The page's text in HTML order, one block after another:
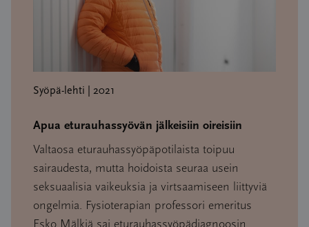
Syöpä-lehti | 2021
Apua eturauhassyövän jälkeisiin oireisiin
Valtaosa eturauhassyöpäpotilaista toipuu
sairaudesta, mutta hoidoista seuraa usein
seksuaalisia vaikeuksia ja virtsaamiseen liittyviä
ongelmia. Fysioterapian professori emeritus
Esko Mälkiä sai eturauhassyöpädiagnoosin